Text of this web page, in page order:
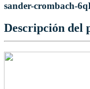
sander-crombach-
Descripción del